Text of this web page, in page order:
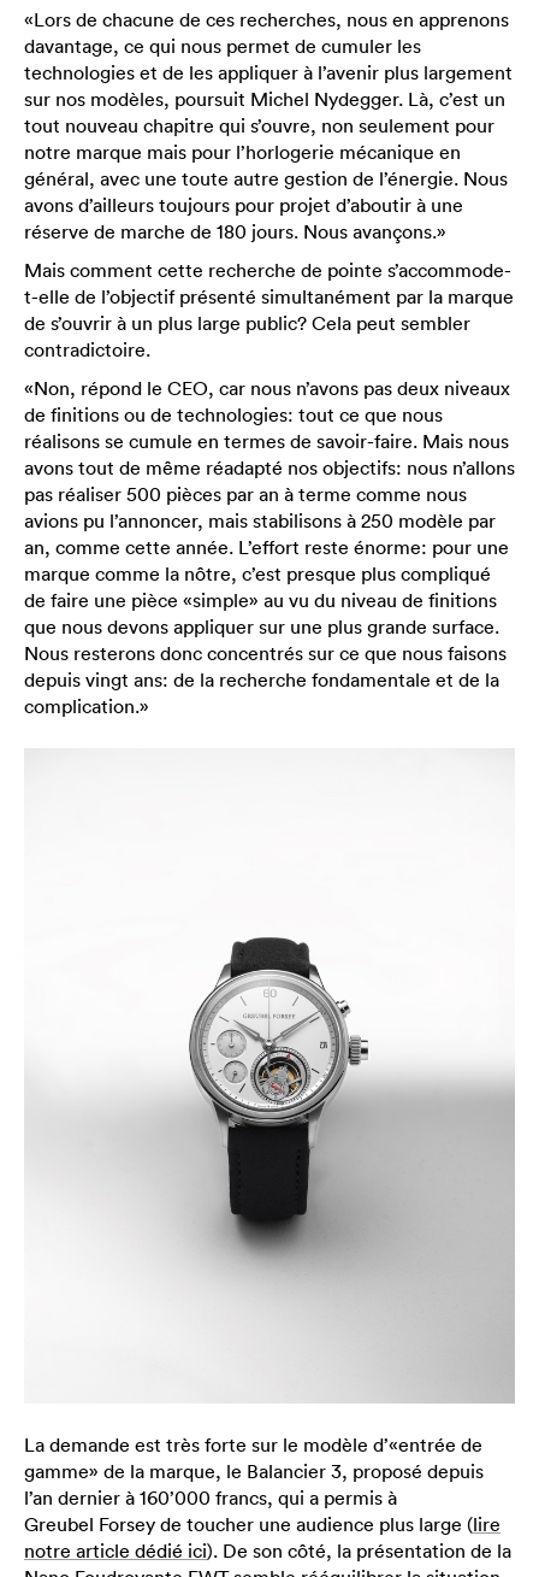
«Lors de chacune de ces recherches, nous en apprenons
davantage, ce qui nous permet de cumuler les
technologies et de les appliquer à l’avenir plus largement
sur nos modèles, poursuit Michel Nydegger. Là, c’est un
tout nouveau chapitre qui s’ouvre, non seulement pour
notre marque mais pour l’horlogerie mécanique en
général, avec une toute autre gestion de l’énergie. Nous
avons d’ailleurs toujours pour projet d’aboutir à une
réserve de marche de 180 jours. Nous avançons.»
Mais comment cette recherche de pointe s’accommode-
t-elle de l’objectif présenté simultanément par la marque
de s’ouvrir à un plus large public? Cela peut sembler
contradictoire.
«Non, répond le CEO, car nous n’avons pas deux niveaux
de finitions ou de technologies: tout ce que nous
réalisons se cumule en termes de savoir-faire. Mais nous
avons tout de même réadapté nos objectifs: nous n’allons
pas réaliser 500 pièces par an à terme comme nous
avions pu l’annoncer, mais stabilisons à 250 modèle par
an, comme cette année. L’effort reste énorme: pour une
marque comme la nôtre, c’est presque plus compliqué
de faire une pièce «simple» au vu du niveau de finitions
que nous devons appliquer sur une plus grande surface.
Nous resterons donc concentrés sur ce que nous faisons
depuis vingt ans: de la recherche fondamentale et de la
complication.»
La demande est très forte sur le modèle d’«entrée de
gamme» de la marque, le Balancier 3, proposé depuis
l’an dernier à 160’000 francs, qui a permis à
Greubel Forsey de toucher une audience plus large (lire
notre article dédié ici). De son côté, la présentation de la